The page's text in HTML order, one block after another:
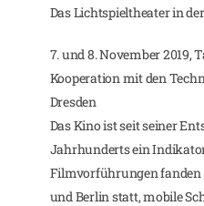
Das Lichtspieltheater in
7. und 8. November 2019,
Kooperation mit den
Dresden
Das Kino ist seit seiner
Jahrhunderts ein
Filmvorführungen fanden
und Berlin statt, mobile